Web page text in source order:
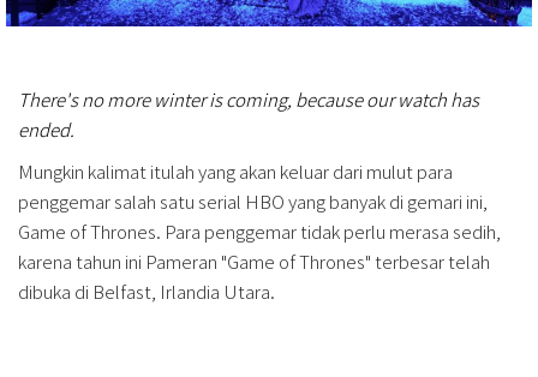
There's no more winter is coming, because our watch has
ended.
Mungkin kalimat itulah yang akan keluar dari mulut para
penggemar salah satu serial HBO yang banyak di gemari ini,
Game of Thrones. Para penggemar tidak perlu merasa sedih,
karena tahun ini Pameran "Game of Thrones" terbesar telah
dibuka di Belfast, Irlandia Utara.